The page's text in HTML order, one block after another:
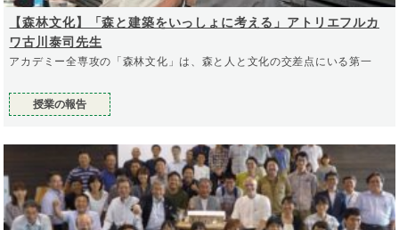
【森林文化】「森と建築をいっしょに考える」アトリエフルカ
ワ古川泰司先生
アカデミー全専攻の「森林文化」は、森と人と文化の交差点にいる第一
授業の報告